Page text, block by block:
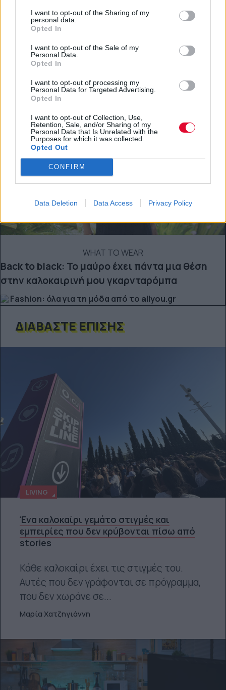
I want to opt-out of the Sharing of my
personal data.
Opted In
I want to opt-out of the Sale of my
Personal Data.
Opted In
I want to opt-out of processing my
Personal Data for Targeted Advertising.
Opted In
I want to opt-out of Collection, Use,
Retention, Sale, and/or Sharing of my
Personal Data that Is Unrelated with the
Purposes for which it was collected.
Opted Out
CONFIRM
Data Deletion Data Access Privacy Policy
4 + 1 τάσεις που έχω βάλει στο fashion radar
μου και προτείνω να υιοθετήσεις
Fashion: όλα για τη μόδα από το allyou.gr
WHAT TO WEAR
Back to black: Το μαύρο έχει πάντα μια θέση
στην καλοκαιρινή μου γκαρνταρόμπα
Fashion: όλα για τη μόδα από το allyou.gr
ΔΙΑΒΆΣΤΕ ΕΠΊΣΗΣ
LIVING
Ένα καλοκαίρι γεμάτο στιγμές και
εμπειρίες που δεν κρύβονται πίσω από
stories
Κάθε καλοκαίρι έχει τις στιγμές του.
Αυτές που δεν γράφονται σε πρόγραμμα,
που δεν χωράνε σε...
Μαρία Χατζηγιάννη